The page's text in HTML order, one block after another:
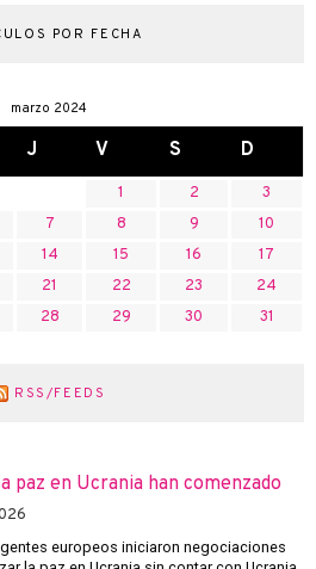
POR FECHA
marzo 2024
J V S D
1 2
3
7 8 9
10
14 15 16
17
21 22 23
24
28 29 30 31
RSS/FEEDS
paz en Ucrania han comenzado
europeos iniciaron negociaciones